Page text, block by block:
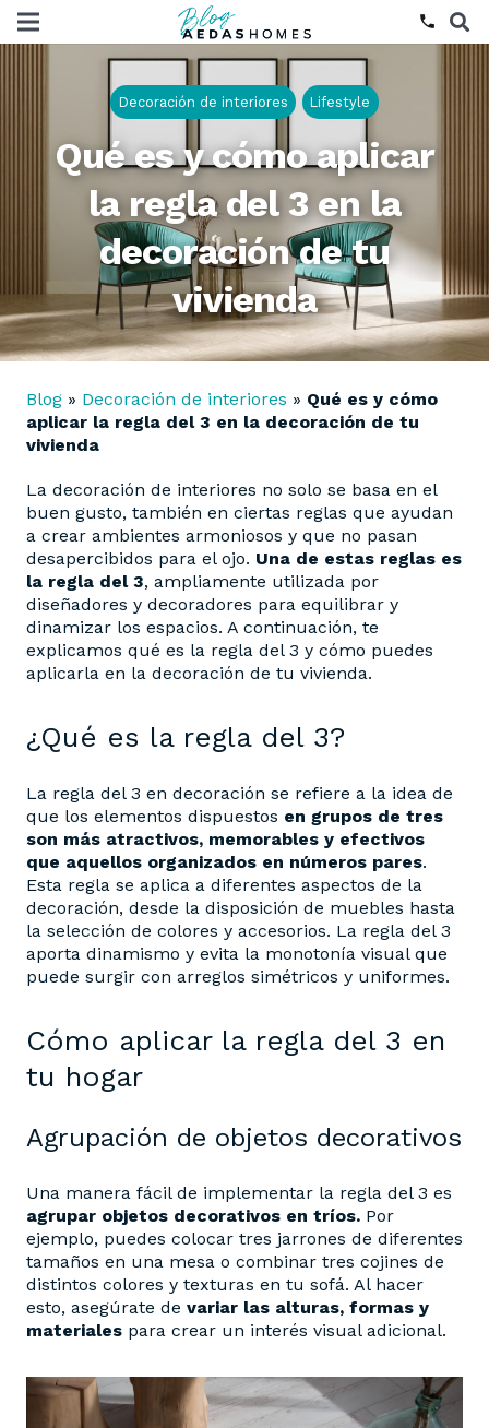
phone
Decoración de interiores Lifestyle
Qué es y cómo aplicar
la regla del 3 en la
decoración de tu
vivienda
Blog » Decoración de interiores » Qué es y cómo
aplicar la regla del 3 en la decoración de tu
vivienda
La decoración de interiores no solo se basa en el
buen gusto, también en ciertas reglas que ayudan
a crear ambientes armoniosos y que no pasan
desapercibidos para el ojo. Una de estas reglas es
la regla del 3, ampliamente utilizada por
diseñadores y decoradores para equilibrar y
dinamizar los espacios. A continuación, te
explicamos qué es la regla del 3 y cómo puedes
aplicarla en la decoración de tu vivienda.
¿Qué es la regla del 3?
La regla del 3 en decoración se refiere a la idea de
que los elementos dispuestos en grupos de tres
son más atractivos, memorables y efectivos
que aquellos organizados en números pares.
Esta regla se aplica a diferentes aspectos de la
decoración, desde la disposición de muebles hasta
la selección de colores y accesorios. La regla del 3
aporta dinamismo y evita la monotonía visual que
puede surgir con arreglos simétricos y uniformes.
Cómo aplicar la regla del 3 en
tu hogar
Agrupación de objetos decorativos
Una manera fácil de implementar la regla del 3 es
agrupar objetos decorativos en tríos. Por
ejemplo, puedes colocar tres jarrones de diferentes
tamaños en una mesa o combinar tres cojines de
distintos colores y texturas en tu sofá. Al hacer
esto, asegúrate de variar las alturas, formas y
materiales para crear un interés visual adicional.